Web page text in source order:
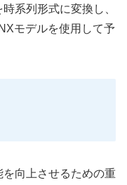
系列形式に変換し、
モデルを使用して予
向上させるための重